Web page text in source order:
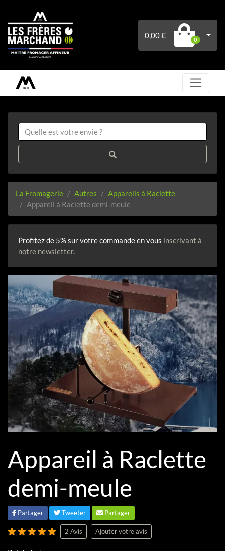
0,00 € 0
La Fromagerie Autres
Appareils à Raclette
Appareil à Raclette demi-meule
Profitez de 5% sur votre commande en vous inscrivant à
notre newsletter.
Appareil à Raclette
demi-meule
Partager Tweeter Partager
2 Avis Ajouter votre avis